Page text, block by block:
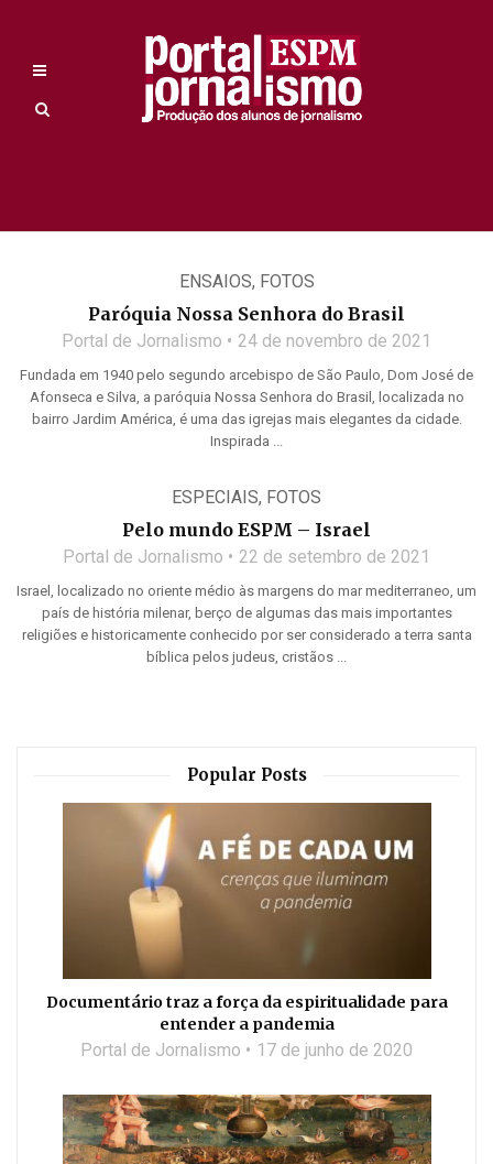
ENSAIOS, FOTOS
Paróquia Nossa Senhora do Brasil
Portal de Jornalismo 24 de novembro de 2021
Fundada em 1940 pelo segundo arcebispo de São Paulo, Dom José de
Afonseca e Silva, a paróquia Nossa Senhora do Brasil, localizada no
bairro Jardim América, é uma das igrejas mais elegantes da cidade.
Inspirada ...
ESPECIAIS, FOTOS
Pelo mundo ESPM – Israel
Portal de Jornalismo 22 de setembro de 2021
Israel, localizado no oriente médio às margens do mar mediterraneo, um
país de história milenar, berço de algumas das mais importantes
religiões e historicamente conhecido por ser considerado a terra santa
bíblica pelos judeus, cristãos ...
Popular Posts
Documentário traz a força da espiritualidade para
entender a pandemia
Portal de Jornalismo 17 de junho de 2020